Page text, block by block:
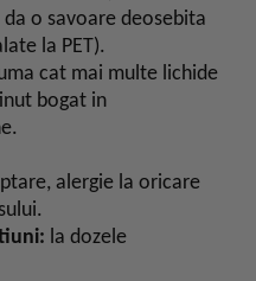
o savoare deosebita
la PET).
cat mai multe lichide
bogat in
alergie la oricare
la dozele